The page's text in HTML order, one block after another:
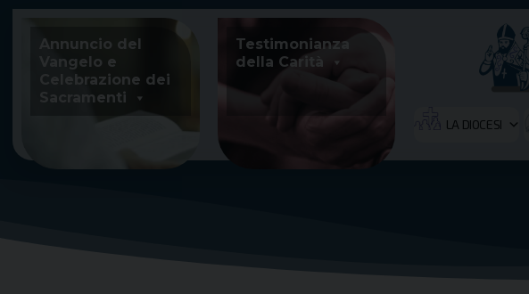
Skip
content
Annuncio del
Vangelo e
Celebrazione dei
Sacramenti
Testimonianza
della Carità
LA DIOCESI